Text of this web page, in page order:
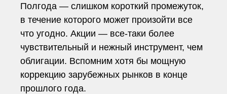
Полгода — слишком короткий промежуток,
в течение которого может произойти все
что угодно. Акции — все-таки более
чувствительный и нежный инструмент, чем
облигации. Вспомним хотя бы мощную
коррекцию зарубежных рынков в конце
прошлого года.